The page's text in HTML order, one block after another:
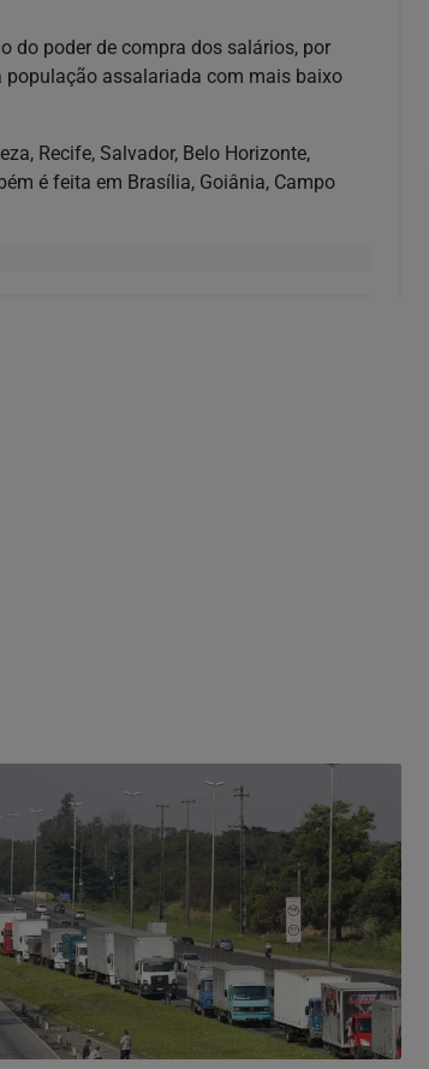
do poder de compra dos salários, por
população assalariada com mais baixo
Recife, Salvador, Belo Horizonte,
é feita em Brasília, Goiânia, Campo